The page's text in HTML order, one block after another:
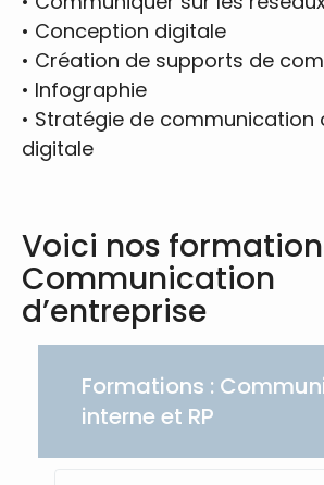
• Conception digitale
• Création de supports de
• Infographie
• Stratégie de communication
digitale
Voici nos
Communication
d’entreprise
Formations :
interne et RP